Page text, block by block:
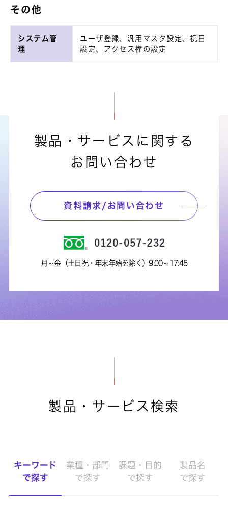
その他
システム管
理
ユーザ登録、汎用マスタ設定、祝日
設定、アクセス権の設定
製品・サービスに関する
お問い合わせ
資料請求/お問い合わせ
月～金（土日祝・年末年始を除く）9:00～17:45
製品・サービス検索
キーワード
で探す
業種・部門
で探す
課題・目的
で探す
製品名
で探す